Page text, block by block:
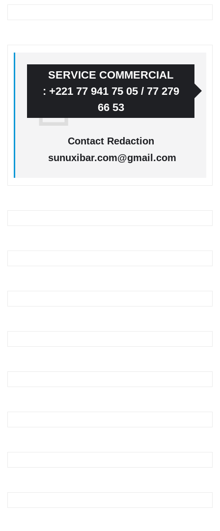
SERVICE COMMERCIAL
: +221 77 941 75 05 / 77 279
66 53
Contact Redaction
sunuxibar.com@gmail.com